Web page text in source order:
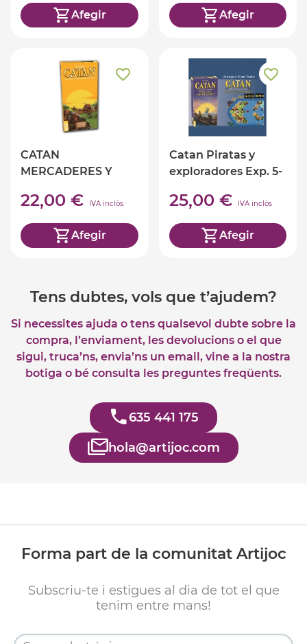
Afegir Afegir
CATAN
MERCADERES Y
JUGADORES
22,00 € IVA inclòs
Afegir
Catan Piratas y
exploradores Exp. 5-
25,00 € IVA inclòs
Afegir
Tens dubtes, vols que t’ajudem?
Si necessites ajuda o tens qualsevol dubte sobre la
compra, l’enviament, les devolucions o el que
sigui, truca’ns, envia’ns un email, vine a la nostra
botiga o bé consulta les preguntes freqüents.
635 441 175
hola@artijoc.com
Forma part de la comunitat Artijoc
Subscriu-te i estigues al dia de tot el que
tenim entre mans!